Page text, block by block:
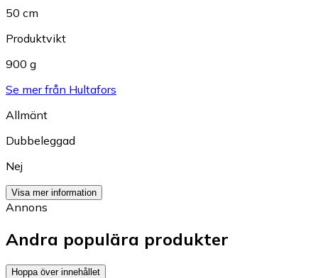
50 cm
Produktvikt
900 g
Se mer från Hultafors
Allmänt
Dubbeleggad
Nej
Visa mer information
Annons
Andra populära produkter
Hoppa över innehållet